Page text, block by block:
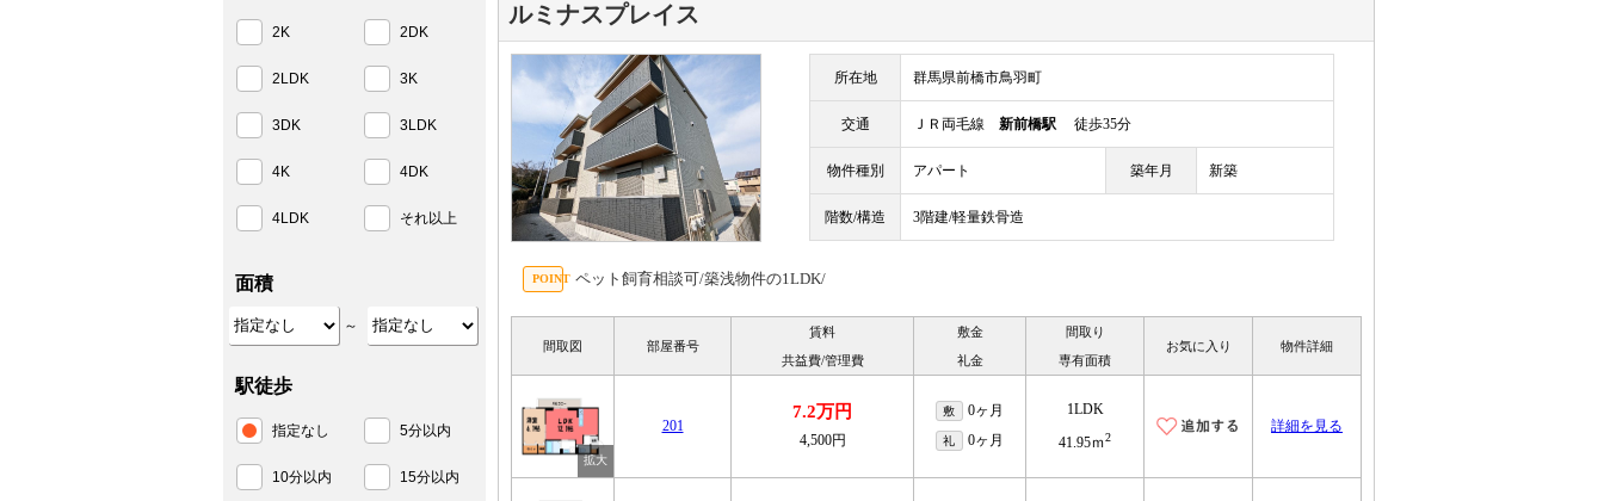
ルミナスプレイス
所在地 群馬県前橋市鳥羽町
交通 ＪＲ両毛線 新前橋駅 徒歩35分
物件種別 アパート 築年月 新築
階数/構造 3階建/軽量鉄骨造
ペット飼育相談可/築浅物件の1LDK/
間取図 部屋番号
賃料
共益費/管理費
敷金
礼金
間取り
専有面積
お気に入り 物件詳細
201
7.2万円
4,500円
敷 0ヶ月
礼 0ヶ月
1LDK
41.95ｍ2
詳細を見る
2K 2DK
2LDK 3K
3DK 3LDK
4K 4DK
4LDK それ以上
面積
～
駅徒歩
指定なし 5分以内
10分以内 15分以内